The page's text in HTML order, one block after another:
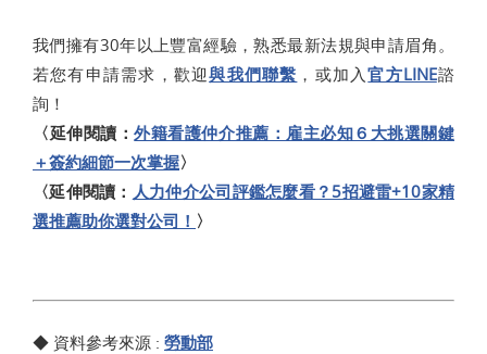
我們擁有30年以上豐富經驗，熟悉最新法規與申請眉角。
若您有申請需求，歡迎與我們聯繫 ，或加入官方LINE諮
詢！
〈延伸閱讀：外籍看護仲介推薦：雇主必知６大挑選關鍵
＋簽約細節一次掌握〉
〈延伸閱讀： 人力仲介公司評鑑怎麼看？5招避雷+10家精
選推薦助你選對公司！ 〉
◆ 資料參考來源 : 勞動部